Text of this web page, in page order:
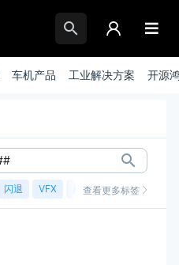
车机产品 工业解决方案 开源
闪退 VFX 崩溃 账号 渲染
查看更多标签